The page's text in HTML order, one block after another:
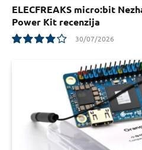
ELECFREAKS micro:bit
Power Kit recenzija
30/07/2026